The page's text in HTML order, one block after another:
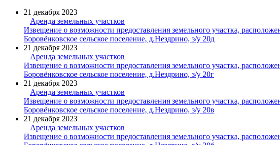
21 декабря 2023
Аренда земельных участков
Извещение о возможности предоставления земельного участка,
Боровёнковское сельское поселение, д.Нездрино, з/у 20д
21 декабря 2023
Аренда земельных участков
Извещение о возможности предоставления земельного участка,
Боровёнковское сельское поселение, д.Нездрино, з/у 20г
21 декабря 2023
Аренда земельных участков
Извещение о возможности предоставления земельного участка,
Боровёнковское сельское поселение, д.Нездрино, з/у 20в
21 декабря 2023
Аренда земельных участков
Извещение о возможности предоставления земельного участка,